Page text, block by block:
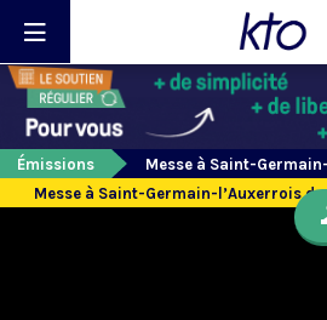
Émissions
Messe à Saint-
Messe à Saint-Germain-l’Auxerrois du